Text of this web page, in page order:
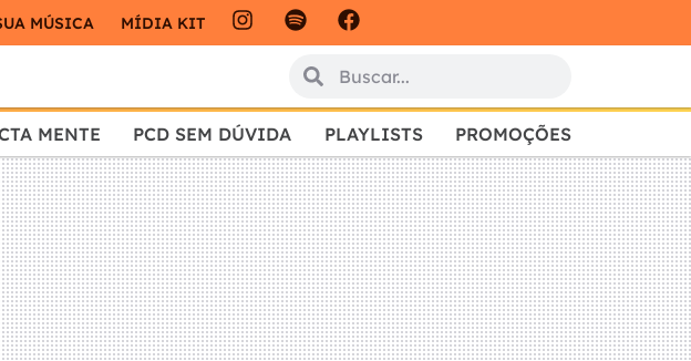
MÚSICA MÍDIA KIT
MENTE PCD SEM DÚVIDA PLAYLISTS PROMOÇÕES